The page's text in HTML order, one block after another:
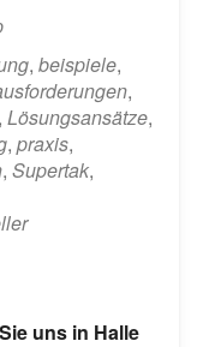
, beispiele,
,
Lösungsansätze,
, praxis,
, Supertak,
uns in Halle